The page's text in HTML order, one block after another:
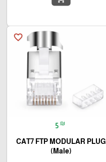
favorite_border
5 ₪
CAT7 FTP MODULAR PLUG
(Male)